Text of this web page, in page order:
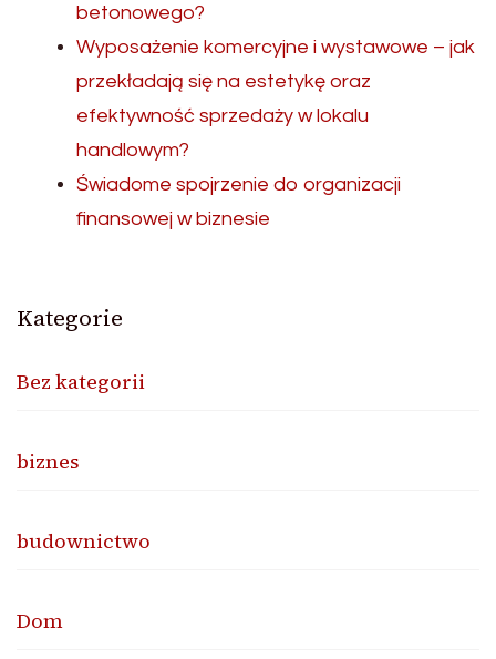
betonowego?
Wyposażenie komercyjne i wystawowe – jak
przekładają się na estetykę oraz
efektywność sprzedaży w lokalu
handlowym?
Świadome spojrzenie do organizacji
finansowej w biznesie
Kategorie
Bez kategorii
biznes
budownictwo
Dom